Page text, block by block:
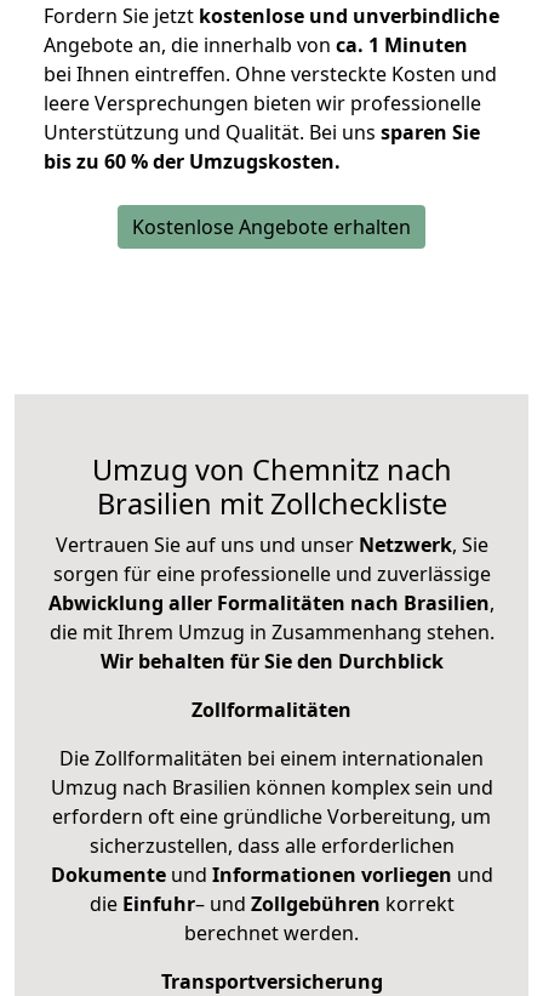
Fordern Sie jetzt kostenlose und unverbindliche
Angebote an, die innerhalb von ca. 1 Minuten
bei Ihnen eintreffen. Ohne versteckte Kosten und
leere Versprechungen bieten wir professionelle
Unterstützung und Qualität. Bei uns sparen Sie
bis zu 60 % der Umzugskosten.
Kostenlose Angebote erhalten
Umzug von Chemnitz nach
Brasilien mit Zollcheckliste
Vertrauen Sie auf uns und unser Netzwerk, Sie
sorgen für eine professionelle und zuverlässige
Abwicklung aller Formalitäten nach Brasilien,
die mit Ihrem Umzug in Zusammenhang stehen.
Wir behalten für Sie den Durchblick
Zollformalitäten
Die Zollformalitäten bei einem internationalen
Umzug nach Brasilien können komplex sein und
erfordern oft eine gründliche Vorbereitung, um
sicherzustellen, dass alle erforderlichen
Dokumenteund Informationen vorliegen und
die Einfuhr– und Zollgebühren korrekt
berechnet werden.
Transportversicherung